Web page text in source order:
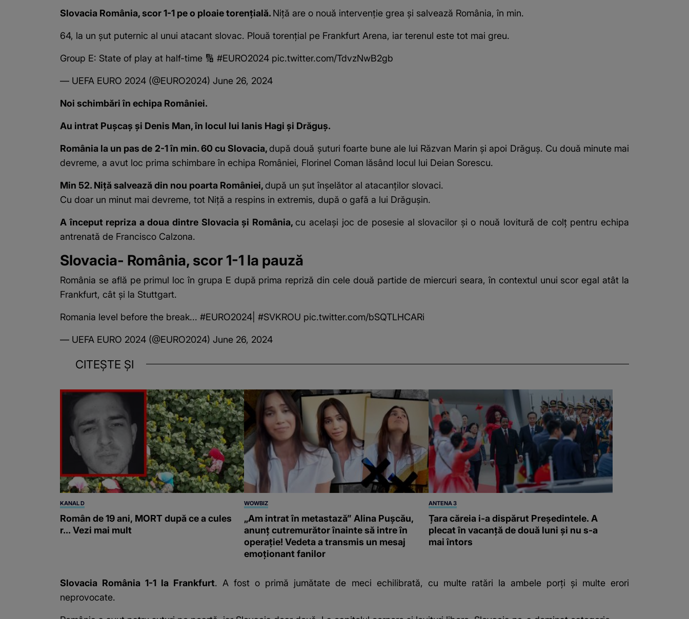
Slovacia România, scor 1-1 pe o ploaie torențială. Niță are o nouă intervenție grea și salvează România, în min.
64, la un șut puternic al unui atacant slovac. Plouă torențial pe Frankfurt Arena, iar terenul este tot mai greu.
Group E: State of play at half-time 🔢 #EURO2024 pic.twitter.com/TdvzNwB2gb
— UEFA EURO 2024 (@EURO2024) June 26, 2024
Noi schimbări în echipa României.
Au intrat Pușcaș și Denis Man, în locul lui Ianis Hagi și Drăguș.
România la un pas de 2-1 în min. 60 cu Slovacia,după două șuturi foarte bune ale lui Răzvan Marin și apoi Drăguș. Cu două minute mai
devreme, a avut loc prima schimbare în echipa României, Florinel Coman lăsând locul lui Deian Sorescu.
Min 52. Niță salvează din nou poarta României,după un șut înșelător al atacanților slovaci.
Cu doar un minut mai devreme, tot Niță a respins in extremis, după o gafă a lui Drăgușin.
A început repriza a doua dintre Slovacia și România,cu același joc de posesie al slovacilor și o nouă lovitură de colț pentru echipa
antrenată de Francisco Calzona.
Slovacia- România, scor 1-1 la pauză
România se află pe primul loc în grupa E după prima repriză din cele două partide de miercuri seara, în contextul unui scor egal atât la
Frankfurt, cât și la Stuttgart.
Romania level before the break... #EURO2024 #SVKROU pic.twitter.com/bSQTLHCARi
— UEFA EURO 2024 (@EURO2024) June 26, 2024
CITEȘTE ȘI
KANAL D
Român de 19 ani, MORT după ce a cules
r... Vezi mai mult
WOWBIZ
„Am intrat în metastază” Alina Pușcău,
anunț cutremurător înainte să intre în
operație! Vedeta a transmis un mesaj
emoționant fanilor
ANTENA 3
Țara căreia i-a dispărut Președintele. A
plecat în vacanță de două luni și nu s-a
mai întors
Slovacia România 1-1 la Frankfurt. A fost o primă jumătate de meci echilibrată, cu multe ratări la ambele porți și multe erori
neprovocate.